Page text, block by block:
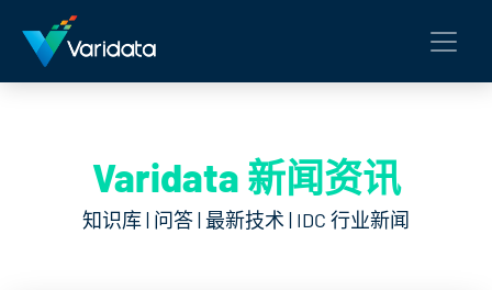
Varidata 新闻资讯
知识库 | 问答 | 最新技术 | IDC 行业新闻